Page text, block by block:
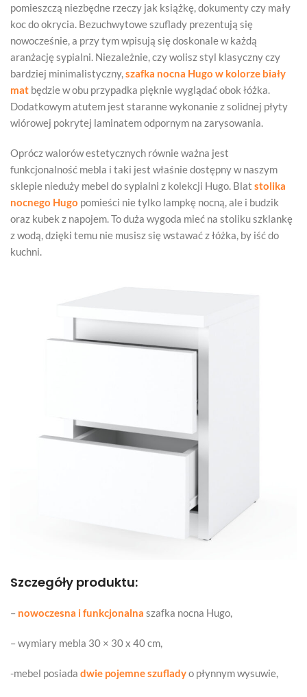
pomieszczą niezbędne rzeczy jak książkę, dokumenty czy mały
koc do okrycia. Bezuchwytowe szuflady prezentują się
nowocześnie, a przy tym wpisują się doskonale w każdą
aranżację sypialni. Niezależnie, czy wolisz styl klasyczny czy
bardziej minimalistyczny,szafka nocna Hugo w kolorze biały
mat będzie w obu przypadka pięknie wyglądać obok łóżka.
Dodatkowym atutem jest staranne wykonanie z solidnej płyty
wiórowej pokrytej laminatem odpornym na zarysowania.
Oprócz walorów estetycznych równie ważna jest
funkcjonalność mebla i taki jest właśnie dostępny w naszym
sklepie nieduży mebel do sypialni z kolekcji Hugo. Blat stolika
nocnego Hugo pomieści nie tylko lampkę nocną, ale i budzik
oraz kubek z napojem. To duża wygoda mieć na stoliku szklankę
z wodą, dzięki temu nie musisz się wstawać z łóżka, by iść do
kuchni.
Szczegóły produktu:
– nowoczesna i funkcjonalna szafka nocna Hugo,
– wymiary mebla 30 × 30 x 40 cm,
-mebel posiada dwie pojemne szufladyo płynnym wysuwie,